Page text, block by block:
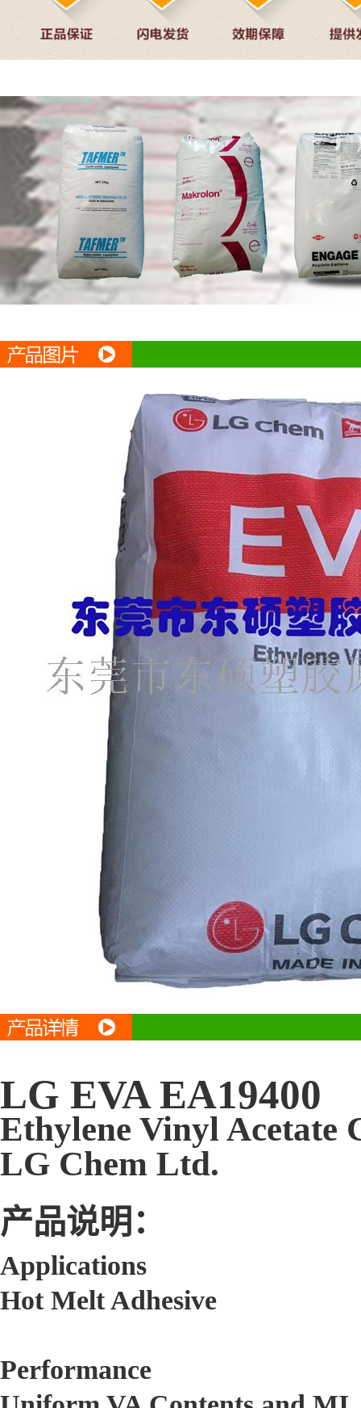
LG EVA EA19400
Ethylene Vinyl Acetate
LG Chem Ltd.
产品说明：
Applications
Hot Melt Adhesive
Performance